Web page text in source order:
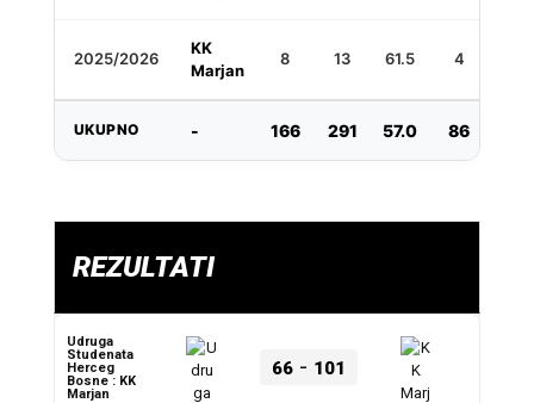
2025/2026
KK
Marjan
8 13 61.5 4
UKUPNO - 166 291 57.0 86
REZULTATI
66- 101
Udruga
Studenata
Herceg
Bosne : KK
Marjan